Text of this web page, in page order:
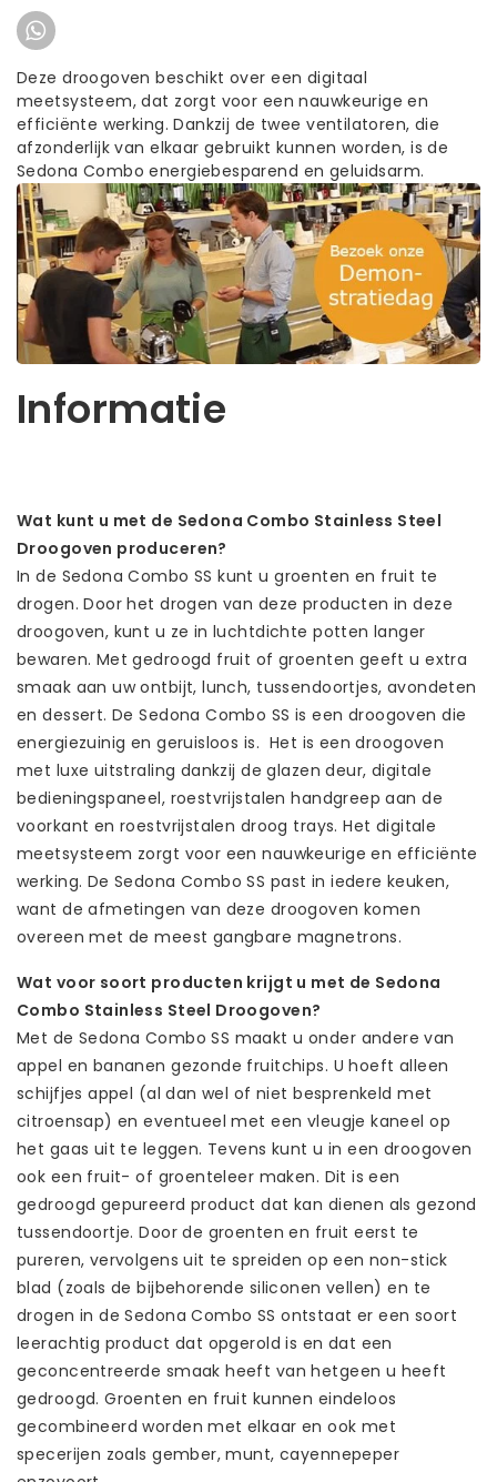
Deze droogoven beschikt over een digitaal
meetsysteem, dat zorgt voor een nauwkeurige en
efficiënte werking. Dankzij de twee ventilatoren, die
afzonderlijk van elkaar gebruikt kunnen worden, is de
Sedona Combo energiebesparend en geluidsarm.
Informatie
Wat kunt u met de Sedona Combo Stainless Steel
Droogoven produceren?
In de Sedona Combo SS kunt u groenten en fruit te
drogen. Door het drogen van deze producten in deze
droogoven, kunt u ze in luchtdichte potten langer
bewaren. Met gedroogd fruit of groenten geeft u extra
smaak aan uw ontbijt, lunch, tussendoortjes, avondeten
en dessert. De Sedona Combo SS is een droogoven die
energiezuinig en geruisloos is. Het is een droogoven
met luxe uitstraling dankzij de glazen deur, digitale
bedieningspaneel, roestvrijstalen handgreep aan de
voorkant en roestvrijstalen droog trays. Het digitale
meetsysteem zorgt voor een nauwkeurige en efficiënte
werking. De Sedona Combo SS past in iedere keuken,
want de afmetingen van deze droogoven komen
overeen met de meest gangbare magnetrons.
Wat voor soort producten krijgt u met de Sedona
Combo Stainless Steel Droogoven?
Met de Sedona Combo SS maakt u onder andere van
appel en bananen gezonde fruitchips. U hoeft alleen
schijfjes appel (al dan wel of niet besprenkeld met
citroensap) en eventueel met een vleugje kaneel op
het gaas uit te leggen. Tevens kunt u in een droogoven
ook een fruit- of groenteleer maken. Dit is een
gedroogd gepureerd product dat kan dienen als gezond
tussendoortje. Door de groenten en fruit eerst te
pureren, vervolgens uit te spreiden op een non-stick
blad (zoals de bijbehorende siliconen vellen) en te
drogen in de Sedona Combo SS ontstaat er een soort
leerachtig product dat opgerold is en dat een
geconcentreerde smaak heeft van hetgeen u heeft
gedroogd. Groenten en fruit kunnen eindeloos
gecombineerd worden met elkaar en ook met
specerijen zoals gember, munt, cayennepeper